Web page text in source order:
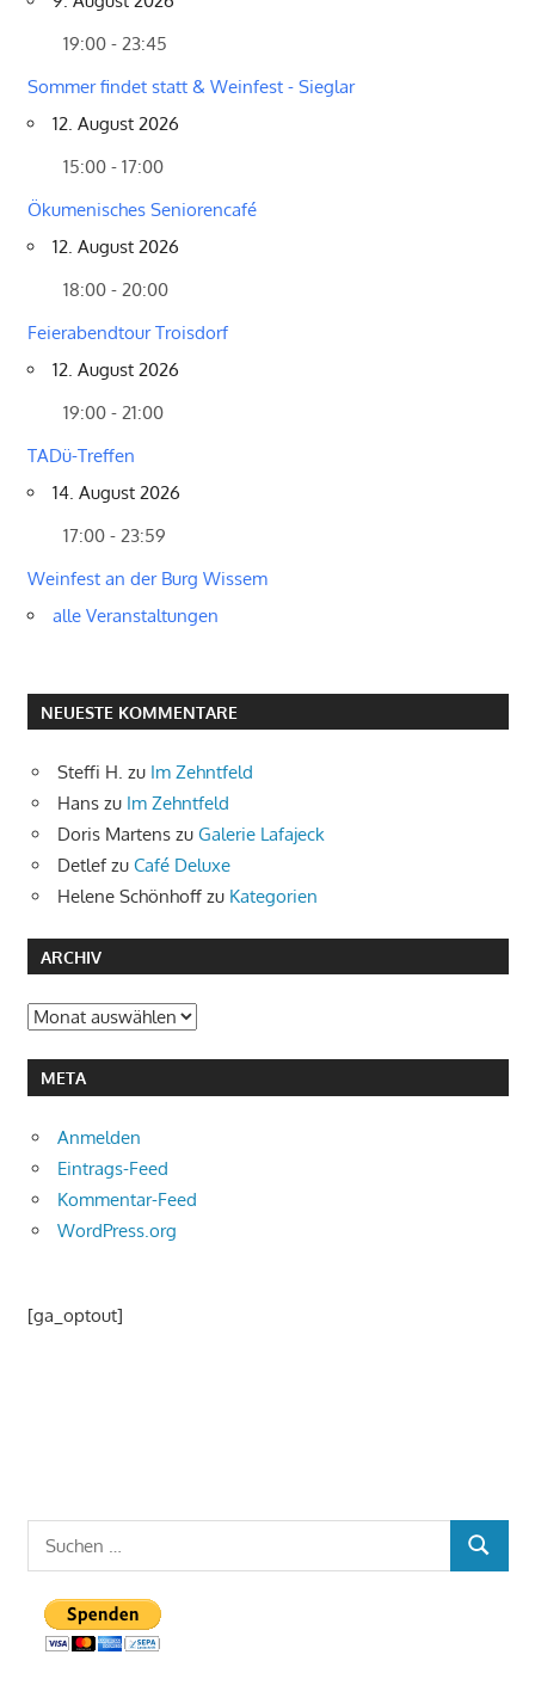
19:00 - 23:45
Sommer findet statt & Weinfest - Sieglar
12. August 2026
15:00 - 17:00
Ökumenisches Seniorencafé
12. August 2026
18:00 - 20:00
Feierabendtour Troisdorf
12. August 2026
19:00 - 21:00
TADü-Treffen
14. August 2026
17:00 - 23:59
Weinfest an der Burg Wissem
alle Veranstaltungen
NEUESTE KOMMENTARE
Steffi H. zu Im Zehntfeld
Hans zu Im Zehntfeld
Doris Martens zu Galerie Lafajeck
Detlefzu Café Deluxe
Helene Schönhoff zu Kategorien
ARCHIV
Archiv
META
Anmelden
Eintrags-Feed
Kommentar-Feed
WordPress.org
[ga_optout]
SUCHEN